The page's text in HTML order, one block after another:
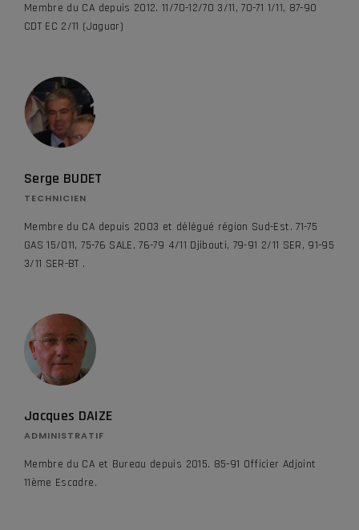
Membre du CA depuis 2012. 11/70-12/70 3/11, 70-71 1/11, 87-90
CDT EC 2/11 (Jaguar)
Serge BUDET
TECHNICIEN
Membre du CA depuis 2003 et délégué région Sud-Est. 71-75
GAS 15/011, 75-76 SALE, 76-79 4/11 Djibouti, 79-91 2/11 SER, 91-95
3/11 SER-BT .
Jacques DAIZE
ADMINISTRATIF
Membre du CA et Bureau depuis 2015. 85-91 Officier Adjoint
11ème Escadre.